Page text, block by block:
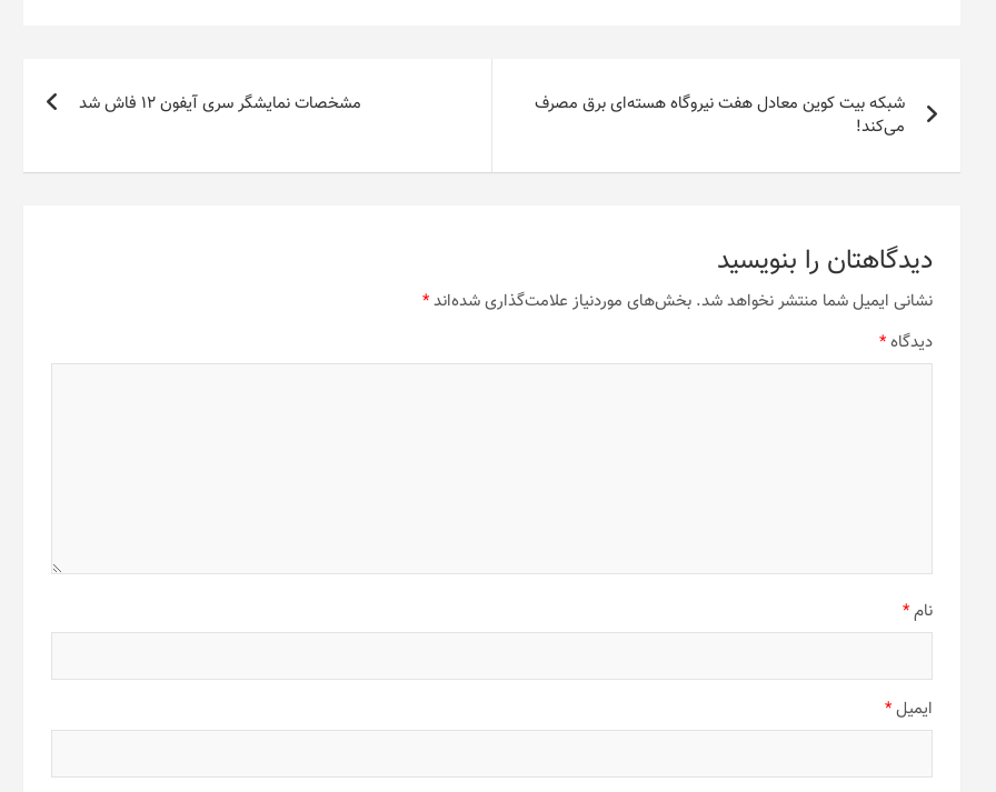
نوشتهشبکه بیت کوین معادل هفت نیروگاه هسته‌ای برق مصرف
می‌کند!
مشخصات نمایشگر سری آیفون ۱۲ فاش شد
دیدگاهتان را بنویسید
نشانی ایمیل شما منتشر نخواهد شد. بخش‌های موردنیاز علامت‌گذاری شده‌اند*
دیدگاه*
نام*
ایمیل*